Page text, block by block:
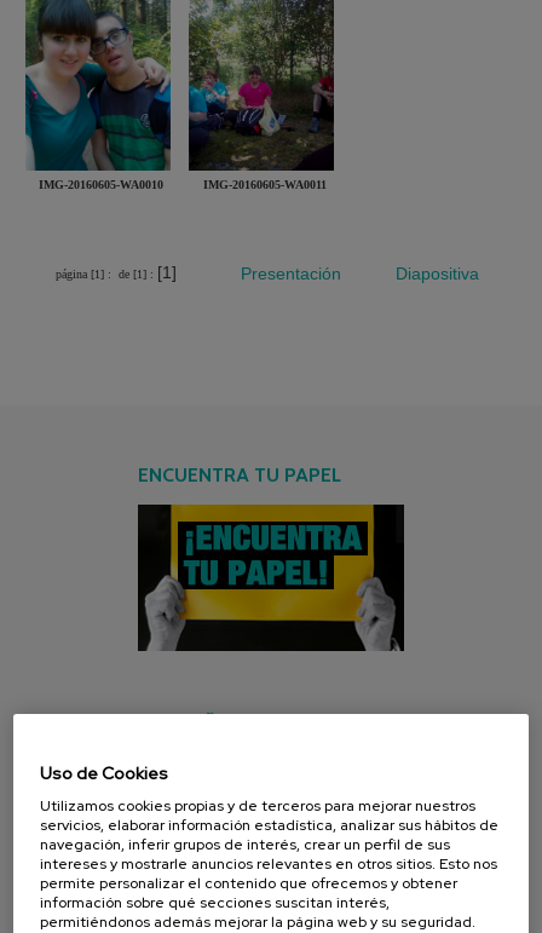
IMG-20160605-WA0010 IMG-20160605-WA0011
página [1] : de [1] : [1] Presentación Diapositiva
ENCUENTRA TU PAPEL
Uso de Cookies
Utilizamos cookies propias y de terceros para mejorar nuestros
servicios, elaborar información estadística, analizar sus hábitos de
navegación, inferir grupos de interés, crear un perfil de sus
intereses y mostrarle anuncios relevantes en otros sitios. Esto nos
permite personalizar el contenido que ofrecemos y obtener
información sobre qué secciones suscitan interés,
permitiéndonos además mejorar la página web y su seguridad.